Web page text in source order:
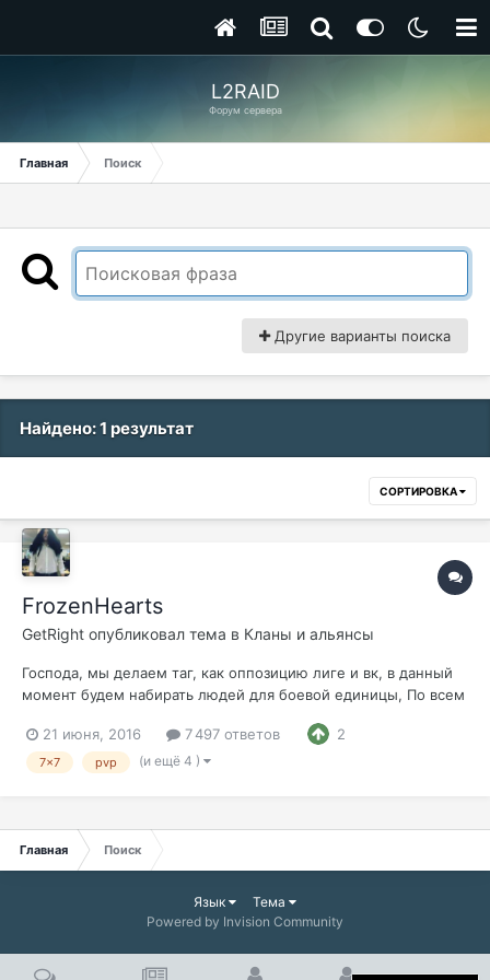
L2RAID
Форум сервера
Главная Поиск
Другие варианты поиска
Найдено: 1 результат
СОРТИРОВКА
FrozenHearts
GetRight опубликовал тема в Кланы и альянсы
Господа, мы делаем таг, как оппозицию лиге и вк, в данный
момент будем набирать людей для боевой единицы, По всем
и прочие приколюхи От вас: стабильность, посещение клан
мероприятий, говорилка мамбл... ну и потом еще
21 июня, 2016 7 497 ответов 2
7x7 pvp (и ещё 4 )
Главная Поиск
Язык
Тема
Powered by Invision Community